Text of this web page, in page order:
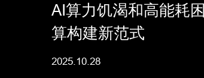
AI算力饥渴和高能耗
算构建新范式
2025.10.28